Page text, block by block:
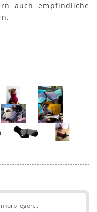
auch empfindliche
legen...